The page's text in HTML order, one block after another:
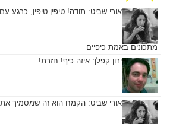
אורי שביט: תודה! טיפין טיפין, כרגע
מתכונים באמת כיפיים
ירון קפלן: איזה כיף! חזרת!
אורי שביט: הקמח הוא זה שמסמיך